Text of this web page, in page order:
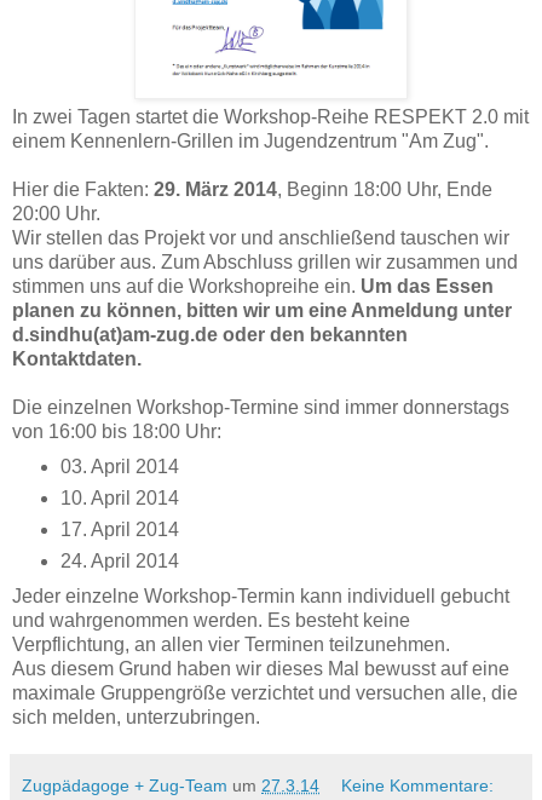
In zwei Tagen startet die Workshop-Reihe RESPEKT 2.0 mit
einem Kennenlern-Grillen im Jugendzentrum "Am Zug".
Hier die Fakten: 29. März 2014, Beginn 18:00 Uhr, Ende
20:00 Uhr.
Wir stellen das Projekt vor und anschließend tauschen wir
uns darüber aus. Zum Abschluss grillen wir zusammen und
stimmen uns auf die Workshopreihe ein. Um das Essen
planen zu können, bitten wir um eine Anmeldung unter
d.sindhu(at)am-zug.de oder den bekannten
Kontaktdaten.
Die einzelnen Workshop-Termine sind immer donnerstags
von 16:00 bis 18:00 Uhr:
03. April 2014
10. April 2014
17. April 2014
24. April 2014
Jeder einzelne Workshop-Termin kann individuell gebucht
und wahrgenommen werden. Es besteht keine
Verpflichtung, an allen vier Terminen teilzunehmen.
Aus diesem Grund haben wir dieses Mal bewusst auf eine
maximale Gruppengröße verzichtet und versuchen alle, die
sich melden, unterzubringen.
Zugpädagoge + Zug-Team um 27.3.14 Keine Kommentare: